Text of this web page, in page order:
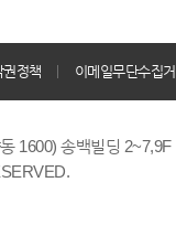
권정책 이메일무단수집
1600) 송백빌딩